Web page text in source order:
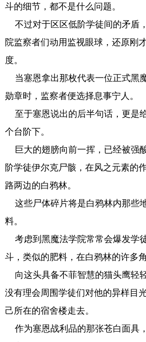
斗的细节，都不是什么问题。
不过对于区区低阶学徒间的矛盾
院监察者们动用监视眼球，还原刚
度。
当塞恩拿出那枚代表一位正式黑
勋章时，监察者便选择息事宁人。
至于塞恩说出的后半句话，更是
个台阶下。
巨大的翅膀向前一挥，已经被强
阶学徒伊尔克尸骸，在风之元素的
路两边的白鸦林。
这些尸体碎片将是白鸦林内那些
料。
考虑到黑魔法学院常常会爆发学
斗，类似的肥料，在白鸦林的许多
向这头具备不菲智慧的猫头鹰轻
没有理会周围学徒们对他的异样目
己所在的宿舍楼走去。
作为塞恩战利品的那张苍白面具